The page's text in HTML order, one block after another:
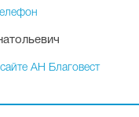
АН Благовест